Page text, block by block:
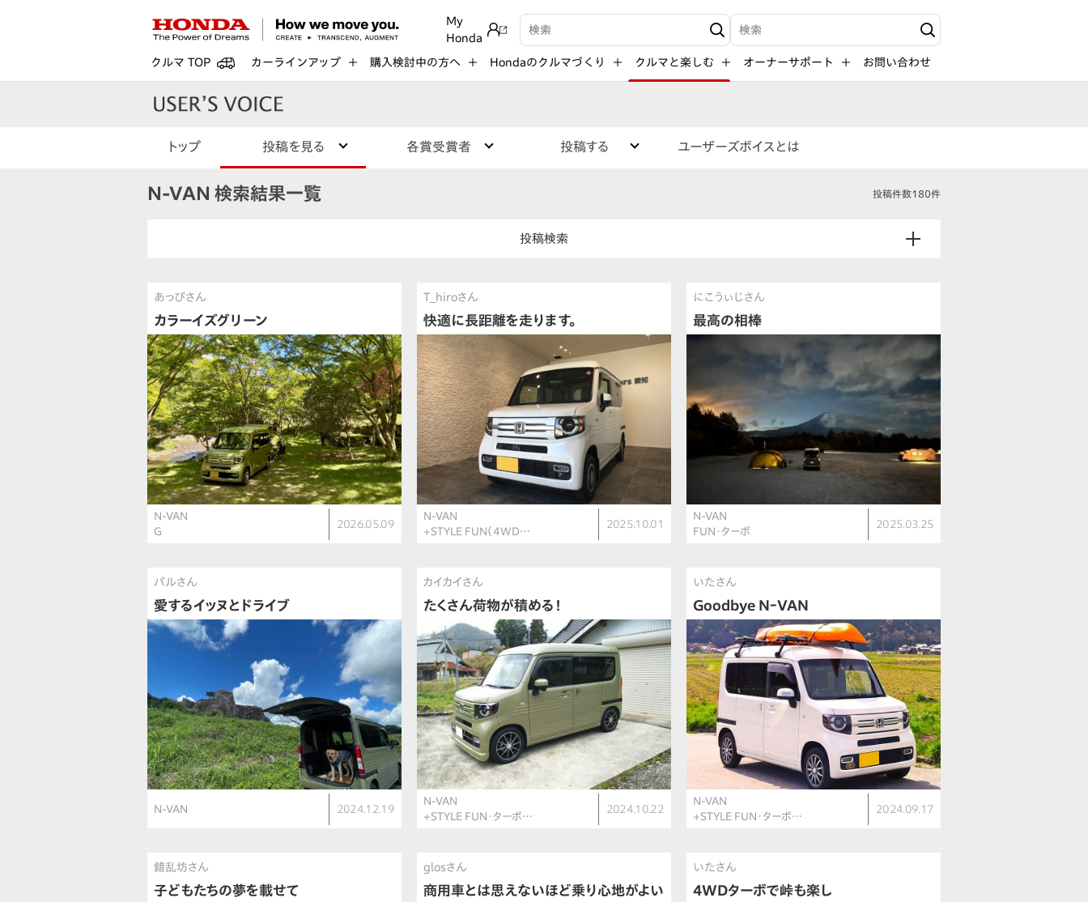
My
Honda
検索キーワード入力 検索キーワード入力
クルマ TOP カーラインアップ 購入検討中の方へ Hondaのクルマづくり クルマと楽しむ オーナーサポート お問い合わせ
トップ 投稿を見る 各賞受賞者 投稿する ユーザーズボイスとは
N-VAN 検索結果一覧 投稿件数180件
投稿検索
あっぴさん
カラーイズグリーン
N-VAN
G
2026.05.09
T_hiroさん
快適に長距離を走ります。
N-VAN
+STYLE FUN（4WD…
2025.10.01
にこうぃじさん
最高の相棒
N-VAN
FUN・ターボ
2025.03.25
パルさん
愛するイッヌとドライブ
N-VAN 2024.12.19
カイカイさん
たくさん荷物が積める！
N-VAN
+STYLE FUN・ターボ…
2024.10.22
いたさん
Goodbye NｰVAN
N-VAN
+STYLE FUN・ターボ…
2024.09.17
錯乱坊さん
子どもたちの夢を載せて
glosさん
商用車とは思えないほど乗り心地がよい
いたさん
4WDターボで峠も楽し